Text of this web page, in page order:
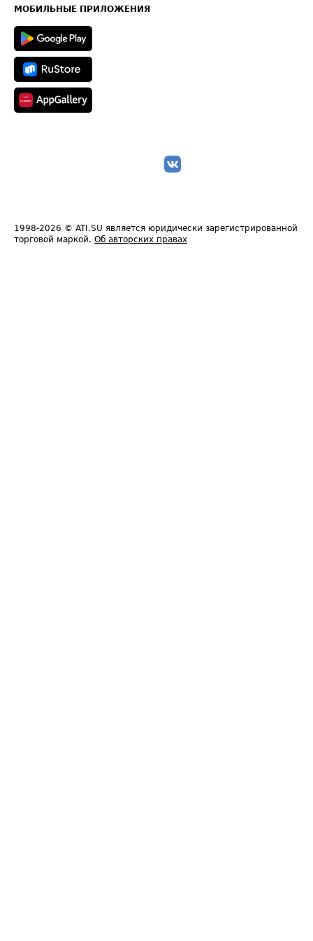
Техническая информация
МОБИЛЬНЫЕ ПРИЛОЖЕНИЯ
1998-2026 © ATI.SU является юридически зарегистрированной
торговой маркой. Об авторских правах